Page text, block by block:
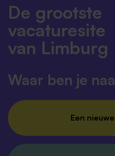
De grootste
vacaturesite
van Limburg
Waar ben je
Een